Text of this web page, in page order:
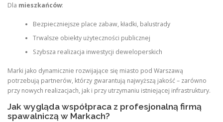
Dla mieszkańców:
Bezpieczniejsze place zabaw, kładki, balustrady
Trwalsze obiekty użyteczności publicznej
Szybsza realizacja inwestycji deweloperskich
Marki jako dynamicznie rozwijające się miasto pod Warszawą
potrzebują partnerów, którzy gwarantują najwyższą jakość – zarówno
przy nowych realizacjach, jak i przy utrzymaniu istniejącej infrastruktury.
Jak wygląda współpraca z profesjonalną firmą
spawalniczą w Markach?